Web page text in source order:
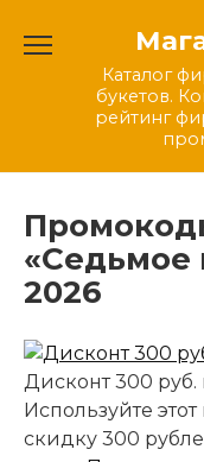
содержаниюКаталог
букетов.
рейтинг
«Седьмое
2026
Дисконт 300 руб.
Используйте
скидку 300